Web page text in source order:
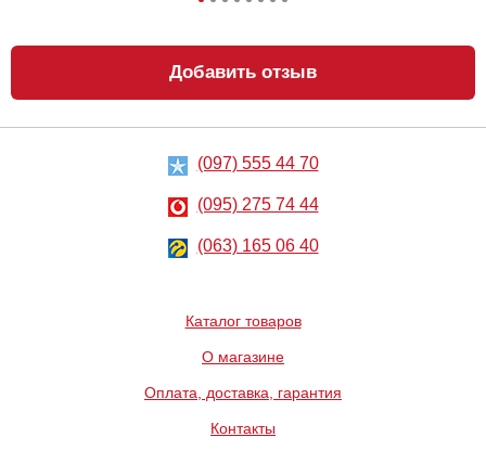
Анальный
лубрикант на
водной основе
Just Glide Anal,
грн
Металлическая
пробка Slash, S
668
Добавить отзыв
(097) 555 44 70
(095) 275 74 44
(063) 165 06 40
Каталог товаров
О магазине
Оплата, доставка, гарантия
Контакты